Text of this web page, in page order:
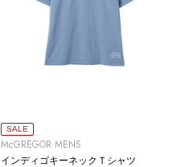
SALE
McGREGOR MENS
インディゴキーネックＴシャツ